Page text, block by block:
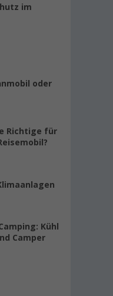
im
oder
Richtige für
Kühl
Camper